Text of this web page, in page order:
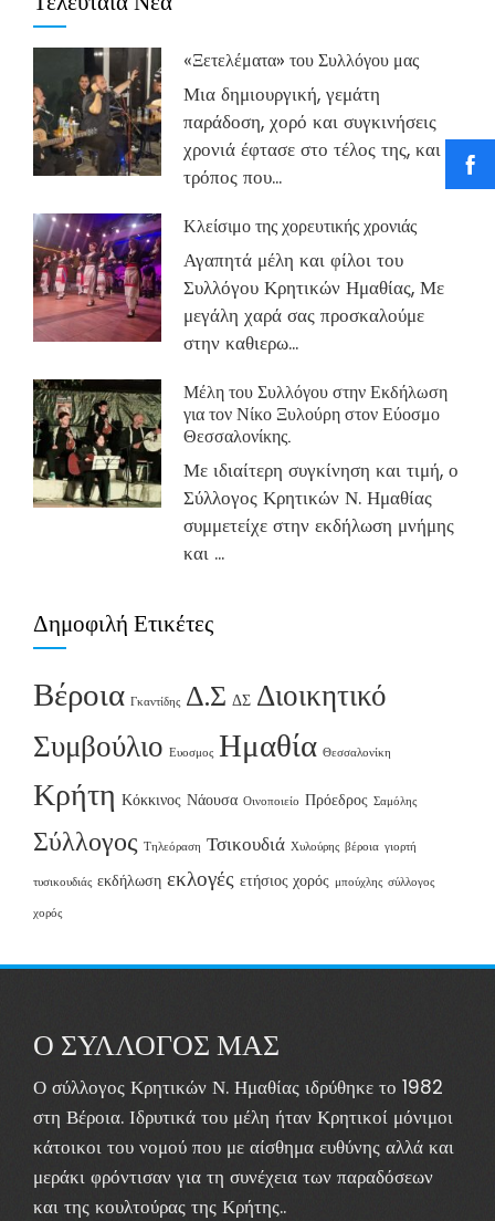
«Ξετελέματα» του Συλλόγου μας
Μια δημιουργική, γεμάτη
παράδοση, χορό και συγκινήσεις
χρονιά έφτασε στο τέλος της, και ο
τρόπος που...
Κλείσιμο της χορευτικής χρονιάς
Αγαπητά μέλη και φίλοι του
Συλλόγου Κρητικών Ημαθίας, Με
μεγάλη χαρά σας προσκαλούμε
στην καθιερω...
Μέλη του Συλλόγου στην Εκδήλωση
για τον Νίκο Ξυλούρη στον Εύοσμο
Θεσσαλονίκης.
Με ιδιαίτερη συγκίνηση και τιμή, ο
Σύλλογος Κρητικών Ν. Ημαθίας
συμμετείχε στην εκδήλωση μνήμης
και ...
Δημοφιλή Ετικέτες
Βέροια Γκαντίδης Δ.Σ ΔΣ Διοικητικό
Συμβούλιο Ευοσμος Ημαθία Θεσσαλονίκη
Κρήτη Κόκκινος Νάουσα Οινοποιείο Πρόεδρος Σαμόλης
Σύλλογος Τηλεόραση Τσικουδιά Χυλούρης βέροια γιορτή
τυσικουδιάς εκδήλωση εκλογές ετήσιος χορός μπούχλης σύλλογος
χορός
Ο ΣΥΛΛΟΓΟΣ ΜΑΣ
Ο σύλλογος Κρητικών Ν. Ημαθίας ιδρύθηκε το 1982
στη Βέροια. Ιδρυτικά του μέλη ήταν Κρητικοί μόνιμοι
κάτοικοι του νομού που με αίσθημα ευθύνης αλλά και
μεράκι φρόντισαν για τη συνέχεια των παραδόσεων
και της κουλτούρας της Κρήτης..